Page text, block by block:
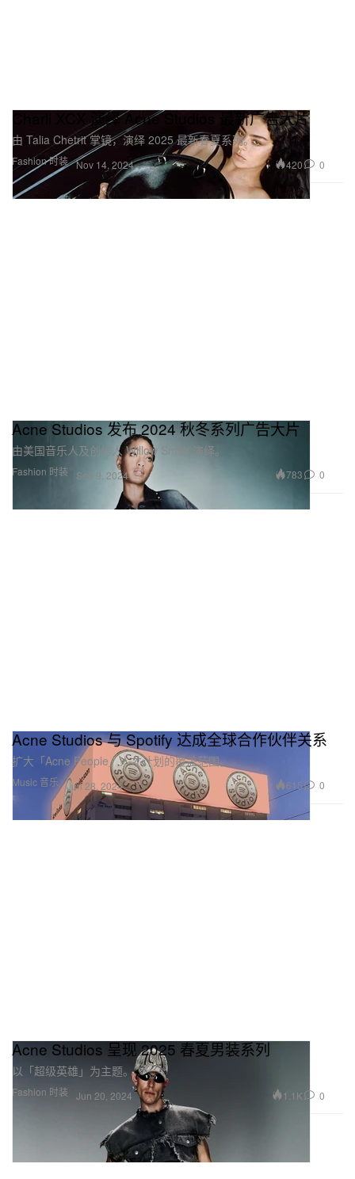
Fashion 时装
Charli XCX 演绎 Acne Studios 最新广告大片
由 Talia Chetrit 掌镜，演绎 2025 最新春夏系列。
Nov 14, 2024 420 0
Fashion 时装
Acne Studios 发布 2024 秋冬系列广告大片
由美国音乐人及创作人 Willow Smith 演绎。
Sep 9, 2024 783 0
Music 音乐
Acne Studios 与 Spotify 达成全球合作伙伴关系
扩大「Acne People」人才计划的覆盖范围。
Jun 28, 2024 615 0
Fashion 时装
Acne Studios 呈现 2025 春夏男装系列
以「超级英雄」为主题。
Jun 20, 2024 1.1K 0